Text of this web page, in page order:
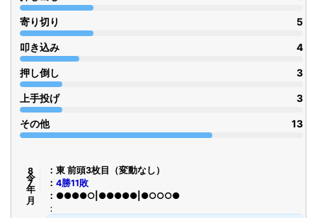
寄り切り 5
叩き込み 4
押し倒し 3
上手投げ 3
その他 13
令8年7月
東 前頭3枚目（変動なし）
4勝11敗
●●●●○|●●●●●|●○○○●